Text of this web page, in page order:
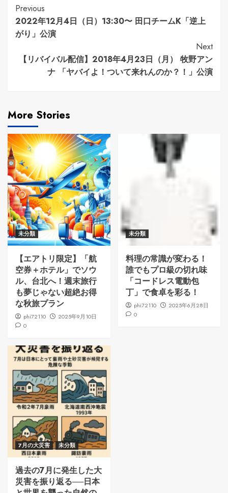
Continue
Reading
Previous
2022年12月4日（日）13:30〜 田口チームK「逆上
がり」公演
Next
【リバイバル配信】2018年4月23日（月） 牧野アン
ナ 「ヤバイよ！ついて来れんのか？！」公演
More Stories
未分類
【エアトリ限定】「航
空券＋ホテル」でソウ
ル、台北へ！週末旅行
も夢じゃない超絶お得
な秋旅プラン
phi72110
2025年9月10日
0
未分類
料理の常識が変わる！
誰でもプロ級の切れ味
「コードレス電動包
丁」で食卓を彩る！
phi72110
2025年6月28日
0
7月の大災害 未分類
過去の7月に発生した大
災害を振り返る──日本